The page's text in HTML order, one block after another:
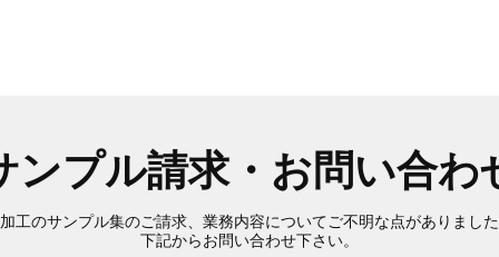
ンプル請求・お問い合わ
工のサンプル集のご請求、業務内容についてご不明な点がありまし
下記からお問い合わせ下さい。